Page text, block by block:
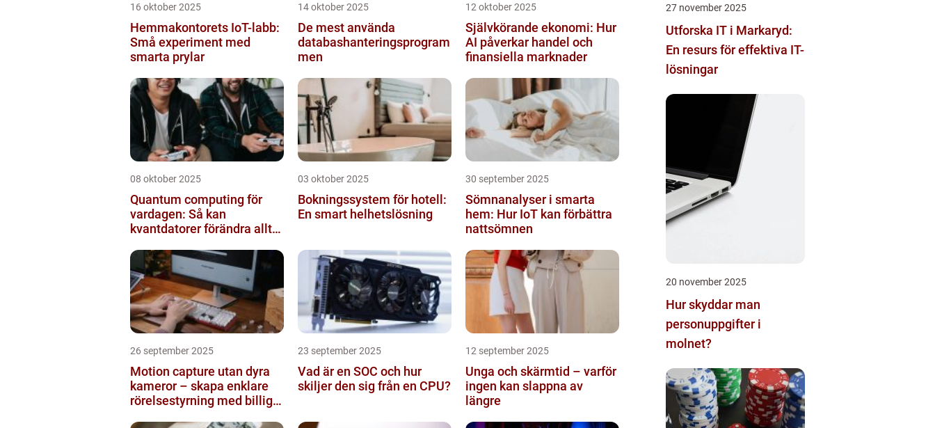
16 oktober 2025
Hemmakontorets IoT-labb:
Små experiment med
smarta prylar
14 oktober 2025
De mest använda
databashanteringsprogram
men
12 oktober 2025
Självkörande ekonomi: Hur
AI påverkar handel och
finansiella marknader
08 oktober 2025
Quantum computing för
vardagen: Så kan
kvantdatorer förändra allt
03 oktober 2025
Bokningssystem för hotell:
En smart helhetslösning
30 september 2025
Sömnanalyser i smarta
hem: Hur IoT kan förbättra
nattsömnen
26 september 2025
Motion capture utan dyra
kameror – skapa enklare
rörelsestyrning med billiga
23 september 2025
Vad är en SOC och hur
skiljer den sig från en CPU?
12 september 2025
Unga och skärmtid – varför
ingen kan slappna av
längre
27 november 2025
Utforska IT i Markaryd:
En resurs för effektiva IT-
lösningar
20 november 2025
Hur skyddar man
personuppgifter i
molnet?